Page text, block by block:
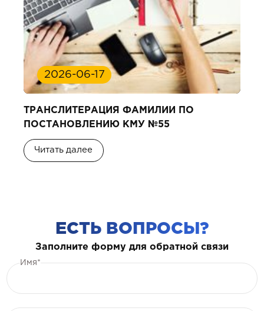
2026-06-17
ТРАНСЛИТЕРАЦИЯ ФАМИЛИИ ПО
ПОСТАНОВЛЕНИЮ КМУ №55
Читать далее
ЕСТЬ ВОПРОСЫ?
Заполните форму для обратной связи
Имя*